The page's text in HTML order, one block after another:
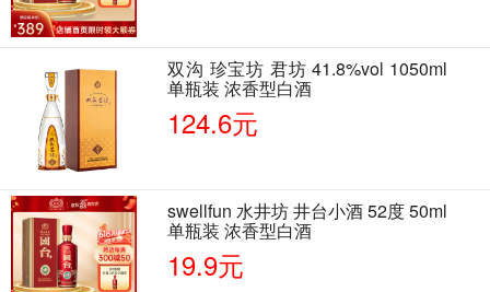
双沟 珍宝坊 君坊 41.8%vol 1050ml
单瓶装 浓香型白酒
124.6元
swellfun 水井坊 井台小酒 52度 50ml
单瓶装 浓香型白酒
19.9元